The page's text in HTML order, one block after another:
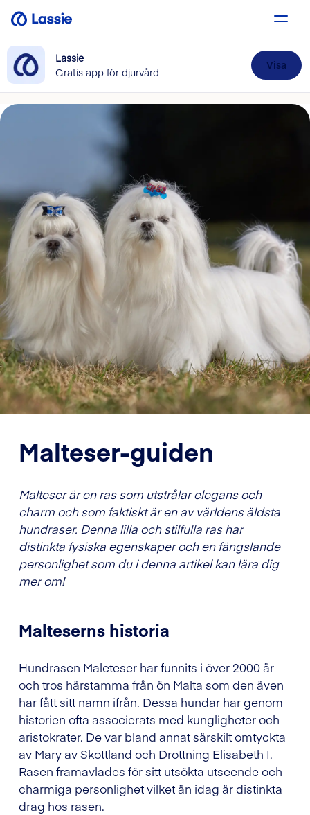
Lassie
Gratis app för djurvård
Visa
Malteser-guiden
Malteser är en ras som utstrålar elegans och
charm och som faktiskt är en av världens äldsta
hundraser. Denna lilla och stilfulla ras har
distinkta fysiska egenskaper och en fängslande
personlighet som du i denna artikel kan lära dig
mer om!
Malteserns historia
Hundrasen Maleteser har funnits i över 2000 år
och tros härstamma från ön Malta som den även
har fått sitt namn ifrån. Dessa hundar har genom
historien ofta associerats med kungligheter och
aristokrater. De var bland annat särskilt omtyckta
av Mary av Skottland och Drottning Elisabeth I.
Rasen framavlades för sitt utsökta utseende och
charmiga personlighet vilket än idag är distinkta
drag hos rasen.